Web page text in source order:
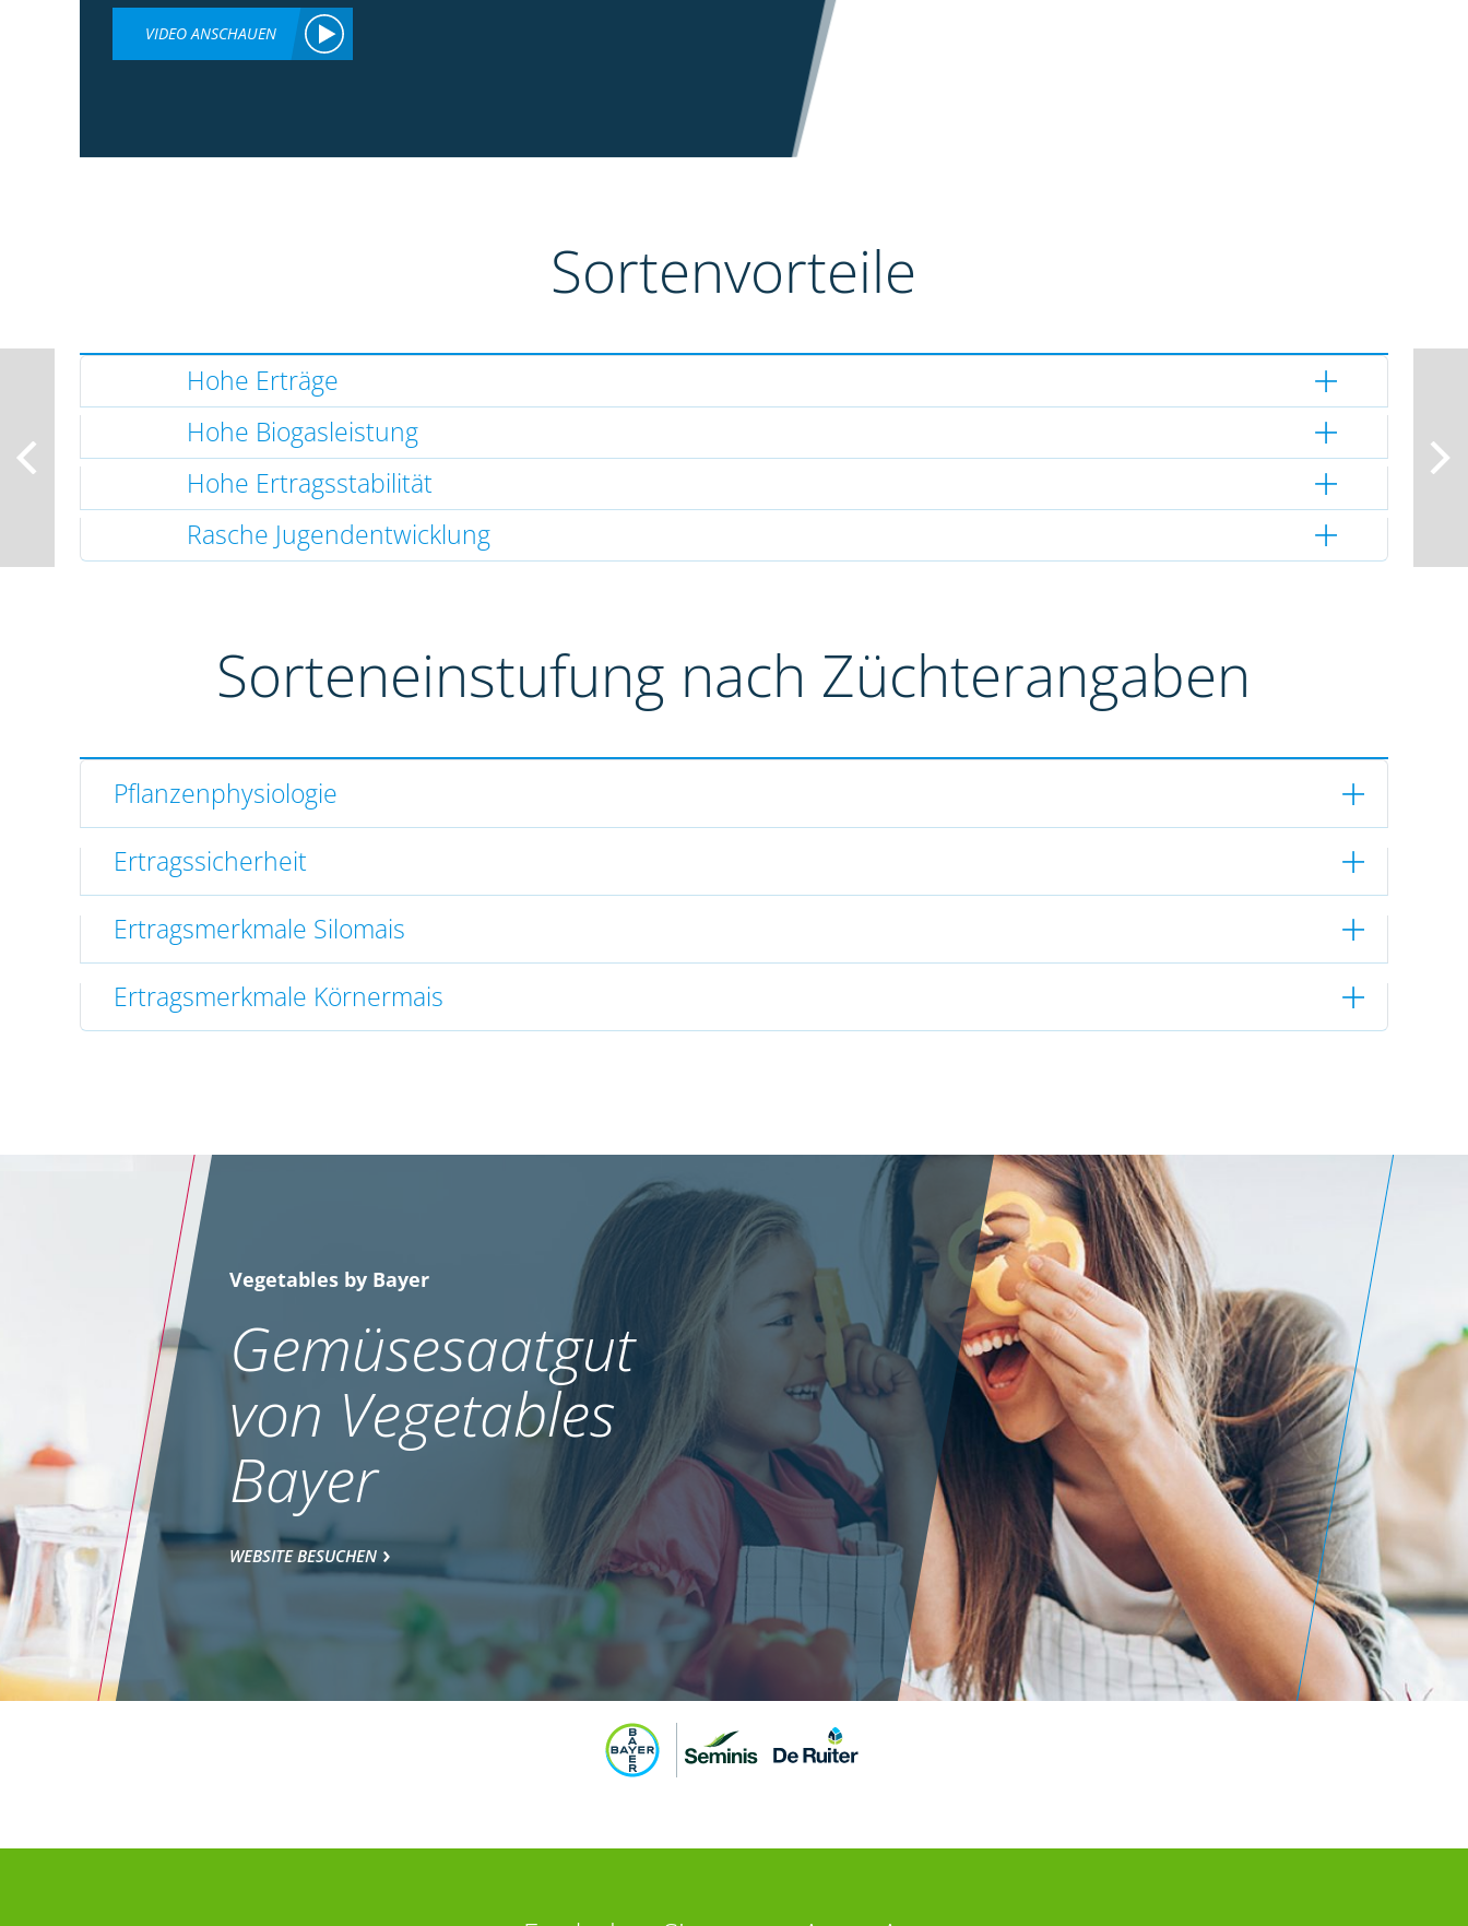
VIDEO ANSCHAUEN
Sortenvorteile
Hohe Erträge
Hohe Biogasleistung
Hohe Ertragsstabilität
Rasche Jugendentwicklung
Sorteneinstufung nach Züchterangaben
Pflanzenphysiologie
Ertragssicherheit
Ertragsmerkmale Silomais
Ertragsmerkmale Körnermais
Vegetables by Bayer
Gemüsesaatgut
von Vegetables
Bayer
WEBSITE BESUCHEN